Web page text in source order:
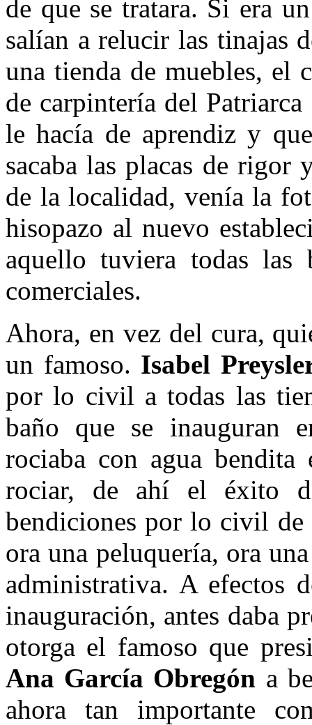
de que se tratara. Si era
salían a relucir las tinajas
una tienda de muebles, el
de carpintería del
le hacía de aprendiz y
sacaba las placas de
de la localidad, venía la
hisopazo al nuevo
aquello tuviera todas las
comerciales.
Ahora, en vez del cura,
un famoso. Isabel
por lo civil a todas las
baño que se inauguran
rociaba con agua
rociar, de ahí el éxito
bendiciones por lo civil de
ora una peluquería, ora
administrativa. A efectos
inauguración, antes daba
otorga el famoso que
Ana García Obregón a
ahora tan importante